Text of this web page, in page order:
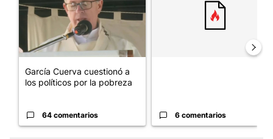
García Cuerva cuestionó a
los políticos por la pobreza
64 comentarios 6 comentarios